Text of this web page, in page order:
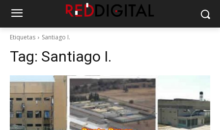
Etiquetas Santiago I.
Tag: Santiago I.